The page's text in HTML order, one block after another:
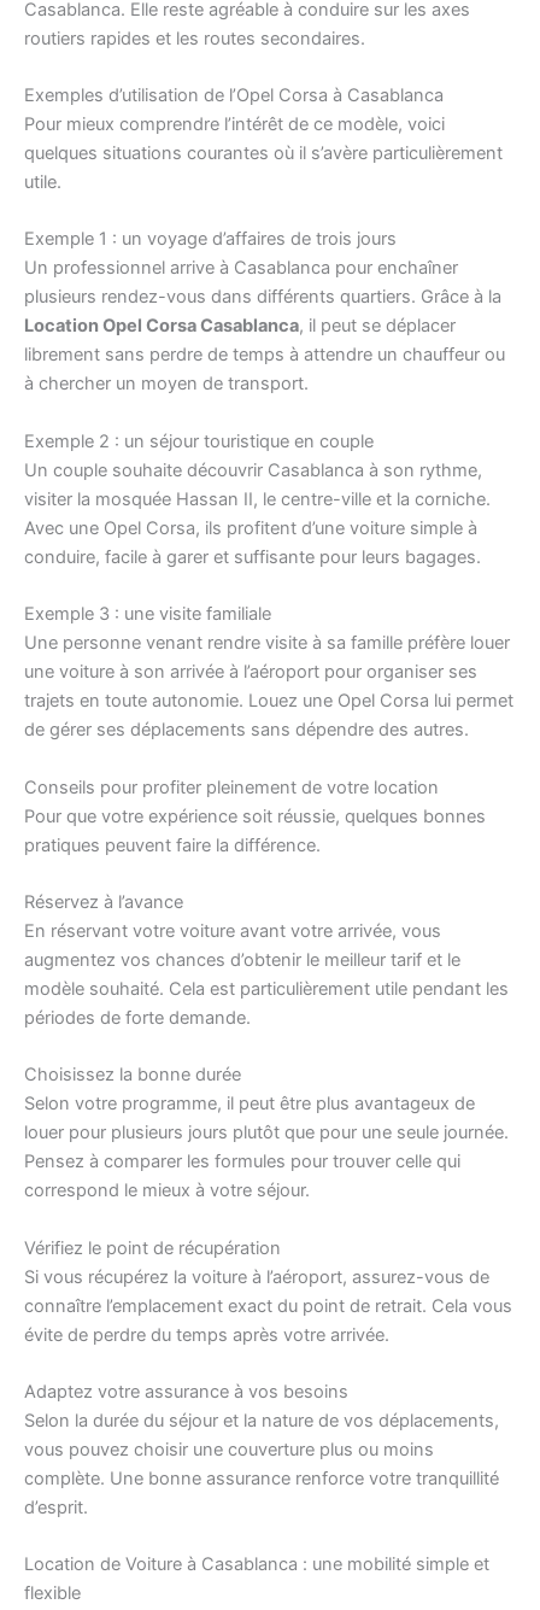
Casablanca. Elle reste agréable à conduire sur les axes
routiers rapides et les routes secondaires.
Exemples d’utilisation de l’Opel Corsa à Casablanca
Pour mieux comprendre l’intérêt de ce modèle, voici
quelques situations courantes où il s’avère particulièrement
utile.
Exemple 1 : un voyage d’affaires de trois jours
Un professionnel arrive à Casablanca pour enchaîner
plusieurs rendez-vous dans différents quartiers. Grâce à la
Location Opel Corsa Casablanca, il peut se déplacer
librement sans perdre de temps à attendre un chauffeur ou
à chercher un moyen de transport.
Exemple 2 : un séjour touristique en couple
Un couple souhaite découvrir Casablanca à son rythme,
visiter la mosquée Hassan II, le centre-ville et la corniche.
Avec une Opel Corsa, ils profitent d’une voiture simple à
conduire, facile à garer et suffisante pour leurs bagages.
Exemple 3 : une visite familiale
Une personne venant rendre visite à sa famille préfère louer
une voiture à son arrivée à l’aéroport pour organiser ses
trajets en toute autonomie. Louez une Opel Corsa lui permet
de gérer ses déplacements sans dépendre des autres.
Conseils pour profiter pleinement de votre location
Pour que votre expérience soit réussie, quelques bonnes
pratiques peuvent faire la différence.
Réservez à l’avance
En réservant votre voiture avant votre arrivée, vous
augmentez vos chances d’obtenir le meilleur tarif et le
modèle souhaité. Cela est particulièrement utile pendant les
périodes de forte demande.
Choisissez la bonne durée
Selon votre programme, il peut être plus avantageux de
louer pour plusieurs jours plutôt que pour une seule journée.
Pensez à comparer les formules pour trouver celle qui
correspond le mieux à votre séjour.
Vérifiez le point de récupération
Si vous récupérez la voiture à l’aéroport, assurez-vous de
connaître l’emplacement exact du point de retrait. Cela vous
évite de perdre du temps après votre arrivée.
Adaptez votre assurance à vos besoins
Selon la durée du séjour et la nature de vos déplacements,
vous pouvez choisir une couverture plus ou moins
complète. Une bonne assurance renforce votre tranquillité
d’esprit.
Location de Voiture à Casablanca : une mobilité simple et
flexible